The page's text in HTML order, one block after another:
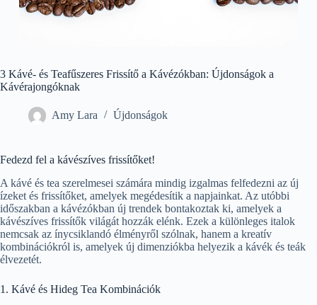
3 Kávé- és Teafűszeres Frissítő a Kávézókban: Újdonságok a
Kávérajongóknak
Amy Lara Újdonságok
Fedezd fel a kávészíves frissítőket!
A kávé és tea szerelmesei számára mindig izgalmas felfedezni az új
ízeket és frissítőket, amelyek megédesítik a napjainkat. Az utóbbi
időszakban a kávézókban új trendek bontakoztak ki, amelyek a
kávészíves frissítők világát hozzák elénk. Ezek a különleges italok
nemcsak az ínycsiklandó élményről szólnak, hanem a kreatív
kombinációkról is, amelyek új dimenziókba helyezik a kávék és teák
élvezetét.
1. Kávé és Hideg Tea Kombinációk